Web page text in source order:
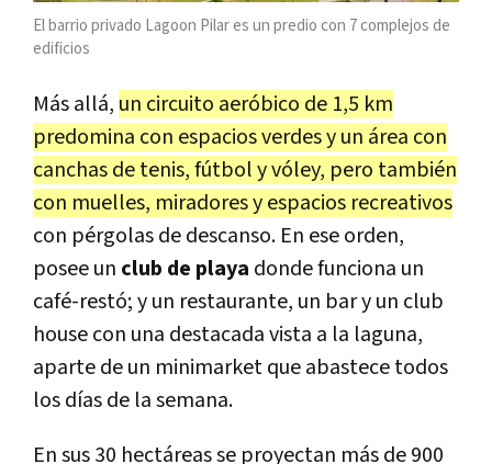
El barrio privado Lagoon Pilar es un predio con 7 complejos de
edificios
Más allá, un circuito aeróbico de 1,5 km
predomina con espacios verdes y un área con
canchas de tenis, fútbol y vóley, pero también
con muelles, miradores y espacios recreativos
con pérgolas de descanso. En ese orden,
posee un club de playa donde funciona un
café-restó; y un restaurante, un bar y un club
house con una destacada vista a la laguna,
aparte de un minimarket que abastece todos
los días de la semana.
En sus 30 hectáreas se proyectan más de 900